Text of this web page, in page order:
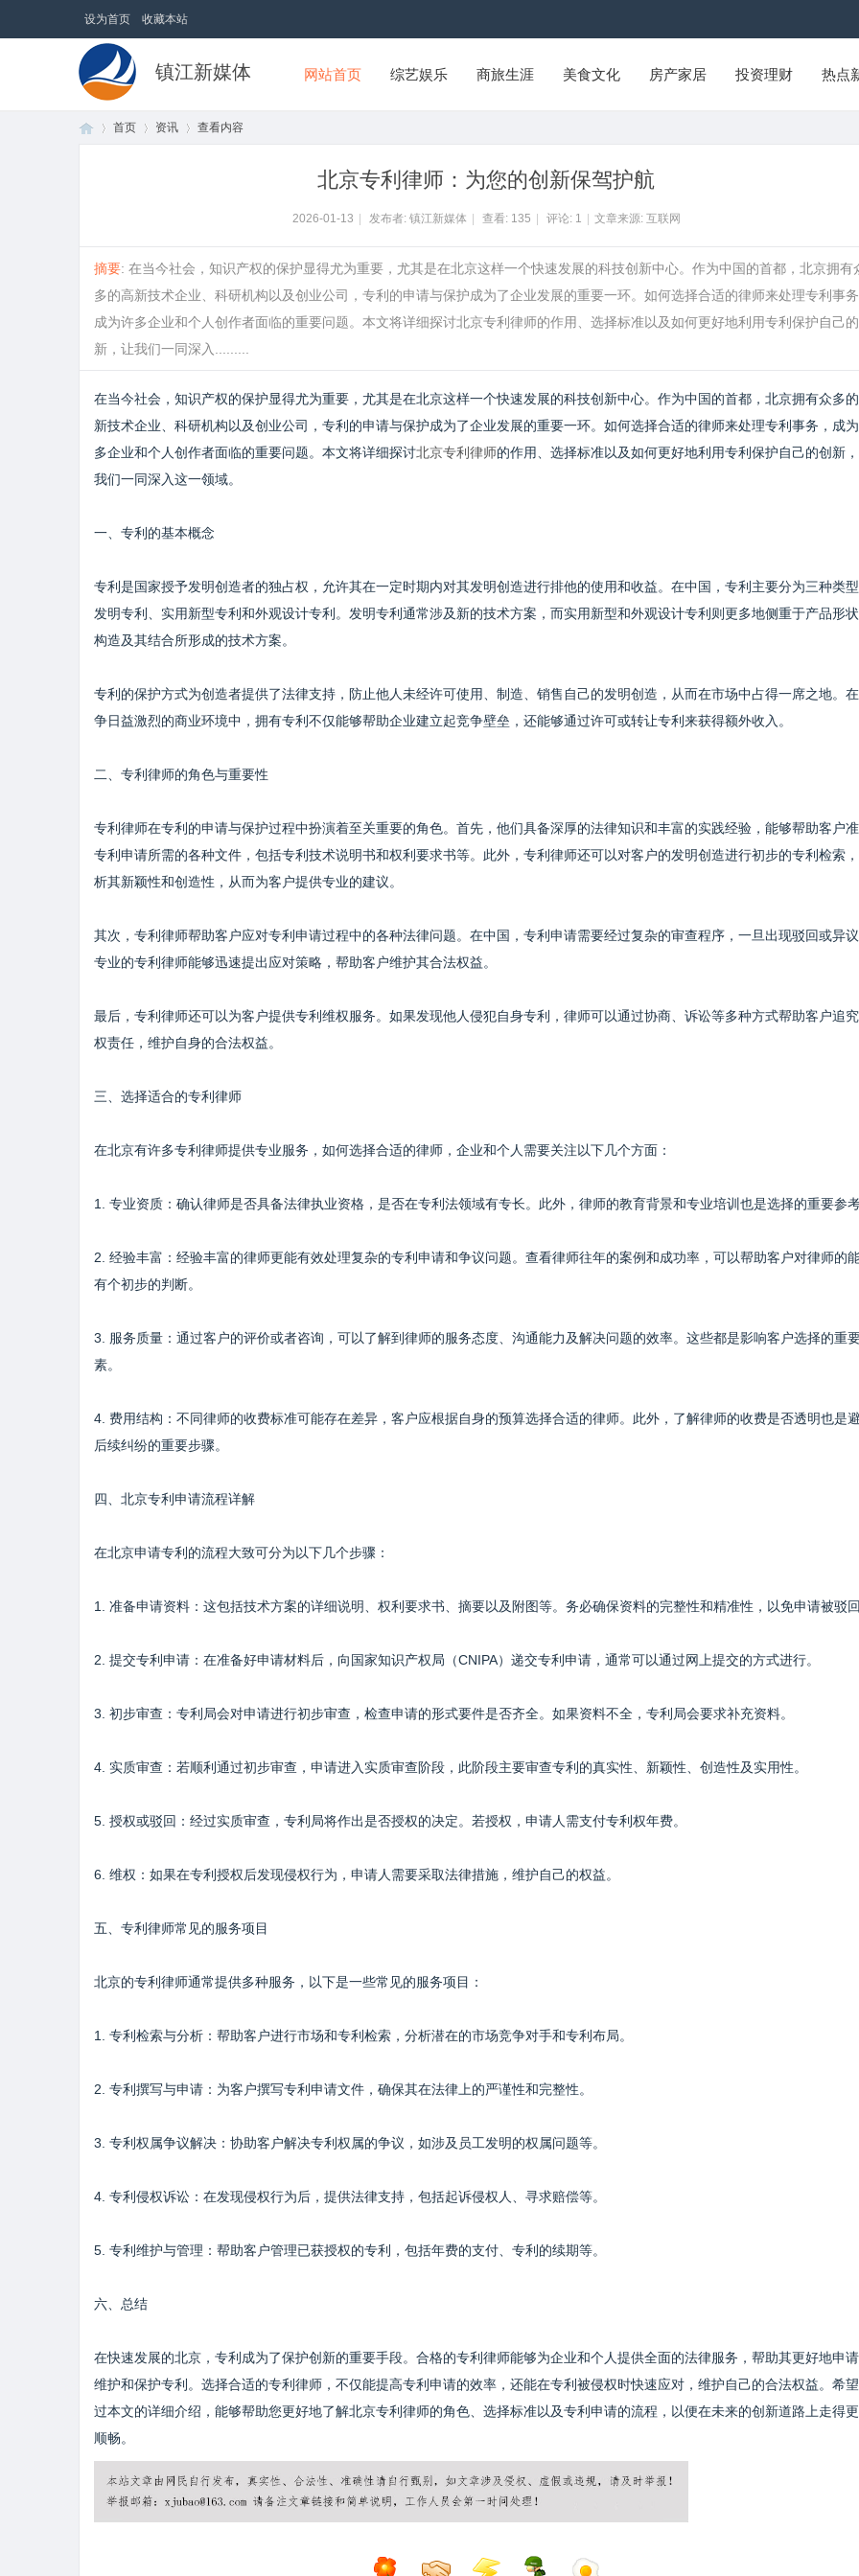
设为首页 收藏本站
镇江新媒体 网站首页 综艺娱乐 商旅生涯 美食文化 房产家居 投资理财 热点
首页 资讯 查看内容
北京专利律师：为您的创新保驾护航
2026-01-13 发布者: 镇江新媒体 查看: 135 评论: 1 文章来源: 互联网
摘要: 在当今社会，知识产权的保护显得尤为重要，尤其是在北京这样一个快速发展的科技创新中心。作为中国的首都，北京拥有
多的高新技术企业、科研机构以及创业公司，专利的申请与保护成为了企业发展的重要一环。如何选择合适的律师来处理专利事务
成为许多企业和个人创作者面临的重要问题。本文将详细探讨北京专利律师的作用、选择标准以及如何更好地利用专利保护自己的
新，让我们一同深入.........
在当今社会，知识产权的保护显得尤为重要，尤其是在北京这样一个快速发展的科技创新中心。作为中国的首都，北京拥有众多
新技术企业、科研机构以及创业公司，专利的申请与保护成为了企业发展的重要一环。如何选择合适的律师来处理专利事务，成
多企业和个人创作者面临的重要问题。本文将详细探讨北京专利律师的作用、选择标准以及如何更好地利用专利保护自己的创新
我们一同深入这一领域。
一、专利的基本概念
专利是国家授予发明创造者的独占权，允许其在一定时期内对其发明创造进行排他的使用和收益。在中国，专利主要分为三种类型
发明专利、实用新型专利和外观设计专利。发明专利通常涉及新的技术方案，而实用新型和外观设计专利则更多地侧重于产品形状
构造及其结合所形成的技术方案。
专利的保护方式为创造者提供了法律支持，防止他人未经许可使用、制造、销售自己的发明创造，从而在市场中占得一席之地。
争日益激烈的商业环境中，拥有专利不仅能够帮助企业建立起竞争壁垒，还能够通过许可或转让专利来获得额外收入。
二、专利律师的角色与重要性
专利律师在专利的申请与保护过程中扮演着至关重要的角色。首先，他们具备深厚的法律知识和丰富的实践经验，能够帮助客户
专利申请所需的各种文件，包括专利技术说明书和权利要求书等。此外，专利律师还可以对客户的发明创造进行初步的专利检索
析其新颖性和创造性，从而为客户提供专业的建议。
其次，专利律师帮助客户应对专利申请过程中的各种法律问题。在中国，专利申请需要经过复杂的审查程序，一旦出现驳回或异议
专业的专利律师能够迅速提出应对策略，帮助客户维护其合法权益。
最后，专利律师还可以为客户提供专利维权服务。如果发现他人侵犯自身专利，律师可以通过协商、诉讼等多种方式帮助客户追
权责任，维护自身的合法权益。
三、选择适合的专利律师
在北京有许多专利律师提供专业服务，如何选择合适的律师，企业和个人需要关注以下几个方面：
1. 专业资质：确认律师是否具备法律执业资格，是否在专利法领域有专长。此外，律师的教育背景和专业培训也是选择的重要参考
2. 经验丰富：经验丰富的律师更能有效处理复杂的专利申请和争议问题。查看律师往年的案例和成功率，可以帮助客户对律师的
有个初步的判断。
3. 服务质量：通过客户的评价或者咨询，可以了解到律师的服务态度、沟通能力及解决问题的效率。这些都是影响客户选择的重
素。
4. 费用结构：不同律师的收费标准可能存在差异，客户应根据自身的预算选择合适的律师。此外，了解律师的收费是否透明也是
后续纠纷的重要步骤。
四、北京专利申请流程详解
在北京申请专利的流程大致可分为以下几个步骤：
1. 准备申请资料：这包括技术方案的详细说明、权利要求书、摘要以及附图等。务必确保资料的完整性和精准性，以免申请被驳回
2. 提交专利申请：在准备好申请材料后，向国家知识产权局（CNIPA）递交专利申请，通常可以通过网上提交的方式进行。
3. 初步审查：专利局会对申请进行初步审查，检查申请的形式要件是否齐全。如果资料不全，专利局会要求补充资料。
4. 实质审查：若顺利通过初步审查，申请进入实质审查阶段，此阶段主要审查专利的真实性、新颖性、创造性及实用性。
5. 授权或驳回：经过实质审查，专利局将作出是否授权的决定。若授权，申请人需支付专利权年费。
6. 维权：如果在专利授权后发现侵权行为，申请人需要采取法律措施，维护自己的权益。
五、专利律师常见的服务项目
北京的专利律师通常提供多种服务，以下是一些常见的服务项目：
1. 专利检索与分析：帮助客户进行市场和专利检索，分析潜在的市场竞争对手和专利布局。
2. 专利撰写与申请：为客户撰写专利申请文件，确保其在法律上的严谨性和完整性。
3. 专利权属争议解决：协助客户解决专利权属的争议，如涉及员工发明的权属问题等。
4. 专利侵权诉讼：在发现侵权行为后，提供法律支持，包括起诉侵权人、寻求赔偿等。
5. 专利维护与管理：帮助客户管理已获授权的专利，包括年费的支付、专利的续期等。
六、总结
在快速发展的北京，专利成为了保护创新的重要手段。合格的专利律师能够为企业和个人提供全面的法律服务，帮助其更好地申请
维护和保护专利。选择合适的专利律师，不仅能提高专利申请的效率，还能在专利被侵权时快速应对，维护自己的合法权益。希
过本文的详细介绍，能够帮助您更好地了解北京专利律师的角色、选择标准以及专利申请的流程，以便在未来的创新道路上走得
顺畅。